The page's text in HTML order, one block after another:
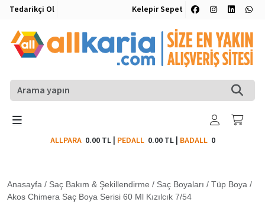
Tedarikçi Ol Kelepir Sepet
ALLPARA 0.00 TL| PEDALL 0.00 TL| BADALL0
Anasayfa / Saç Bakım & Şekillendirme / Saç Boyaları / Tüp Boya /
Akos Chimera Saç Boya Serisi 60 Ml Kızılcık 7/54